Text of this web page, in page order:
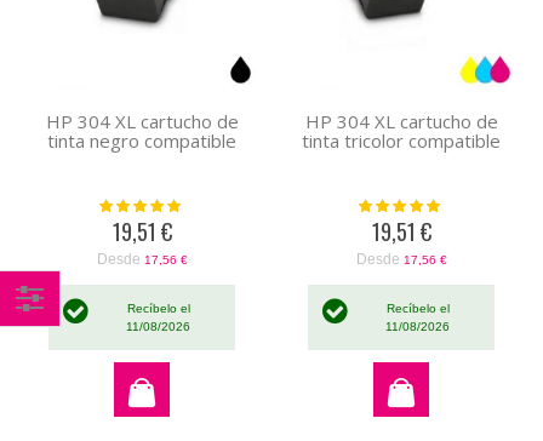
HP 304 XL cartucho de
tinta negro compatible
Valoración:
19,51 €
Desde 17,56 €
Recíbelo el
11/08/2026
HP 304 XL cartucho de
tinta tricolor compatible
Valoración:
19,51 €
Desde 17,56 €
Recíbelo el
11/08/2026
Comprar